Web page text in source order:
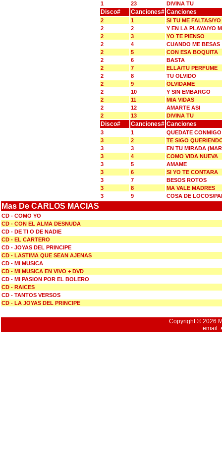
1
23 DIVINA TU
Disco# Canciones# Canciones
2 1
SI TU ME FALTAS/
2
2
Y EN LA PLAYA/YO
2
3
YO TE PIENSO
2
4
CUANDO ME BESAS
2
5
CON ESA BOQUITA
2
6
BASTA
2
7
ELLA/TU PERFUME
2
8
TU OLVIDO
2
9
OLVIDAME
2
10
Y SIN EMBARGO
2
11
MIA VIDAS
2
12
AMARTE ASI
2
13 DIVINA TU
Disco# Canciones# Canciones
3 1
QUEDATE
3
2
TE SIGO
3
3
EN TU MIRADA
3
4
COMO VIDA NUEVA
3
5
AMAME
3
6
SI YO TE CONTARA
3
7
BESOS ROTOS
3
8
MA VALE MADRES
3
9 COSA DE LOCOS/
Mas De CARLOS MACIAS
CD - COMO YO
CD - CON EL ALMA DESNUDA
CD - DE TI O DE NADIE
CD - EL CARTERO
CD - JOYAS DEL PRINCIPE
CD - LASTIMA QUE SEAN AJENAS
CD - MI MUSICA
CD - MI MUSICA EN VIVO + DVD
CD - MI PASION POR EL BOLERO
CD - RAICES
CD - TANTOS VERSOS
CD - LA JOYAS DEL PRINCIPE
Copyright © 2026
email: